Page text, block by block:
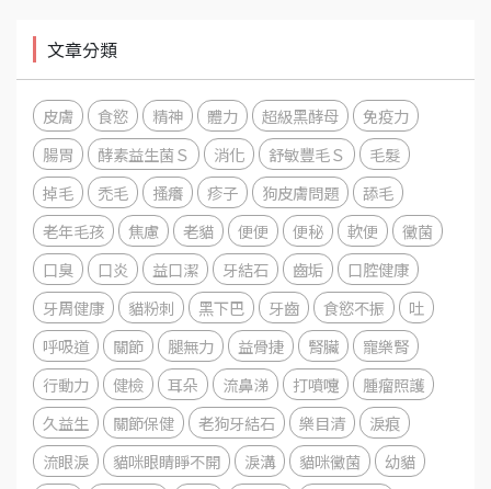
文章分類
皮膚 食慾 精神 體力 超級黑酵母
免疫力
腸胃
酵素益生菌Ｓ 消化 舒敏豐毛Ｓ
毛髮
掉毛
禿毛 搔癢 疹子 狗皮膚問題
舔毛
老年毛孩
焦慮 老貓 便便 便秘 軟便
黴菌
口臭
口炎 益口潔 牙結石 齒垢
口腔健康
牙周健康
貓粉刺 黑下巴 牙齒 食慾不振
吐
呼吸道
關節 腿無力 益骨捷 腎臟
寵樂腎
行動力
健檢 耳朵 流鼻涕 打噴嚏
腫瘤照護
久益生
關節保健 老狗牙結石 樂目清
淚痕
流眼淚
貓咪眼睛睜不開 淚溝 貓咪黴菌
幼貓